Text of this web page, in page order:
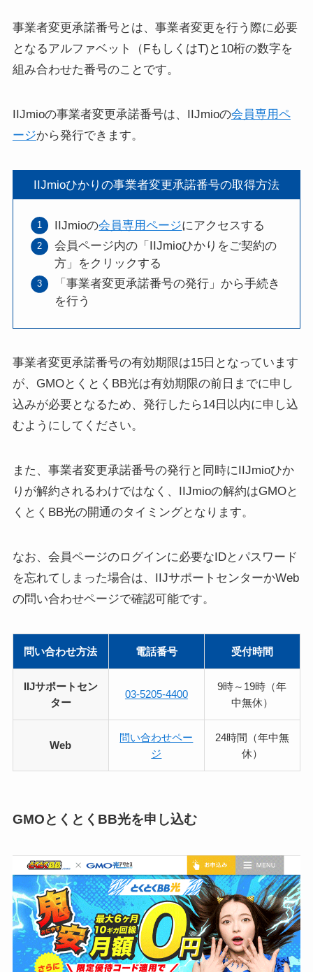
事業者変更承諾番号とは、事業者変更を行う際に必要
となるアルファベット（FもしくはT)と10桁の数字を
組み合わせた番号のことです。
IIJmioの事業者変更承諾番号は、IIJmioの会員専用ペ
ージから発行できます。
IIJmioひかりの事業者変更承諾番号の取得方法
IIJmioの会員専用ページにアクセスする
会員ページ内の「IIJmioひかりをご契約の
方」をクリックする
「事業者変更承諾番号の発行」から手続き
を行う
事業者変更承諾番号の有効期限は15日となっています
が、GMOとくとくBB光は有効期限の前日までに申し
込みが必要となるため、発行したら14日以内に申し込
むようにしてください。
また、事業者変更承諾番号の発行と同時にIIJmioひか
りが解約されるわけではなく、IIJmioの解約はGMOと
くとくBB光の開通のタイミングとなります。
なお、会員ページのログインに必要なIDとパスワード
を忘れてしまった場合は、IIJサポートセンターかWeb
の問い合わせページで確認可能です。
問い合わせ方法 電話番号 受付時間
IIJサポートセン
ター
03-5205-4400
9時～19時（年
中無休）
Web
問い合わせペー
ジ
24時間（年中無
休）
GMOとくとくBB光を申し込む